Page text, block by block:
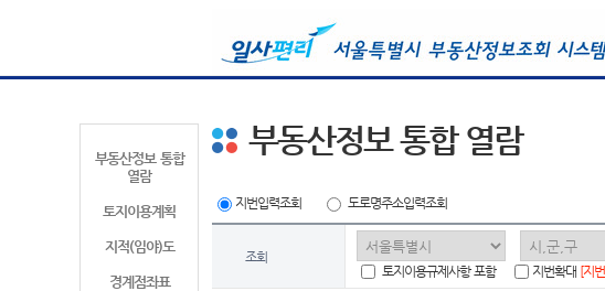
부동산정보 통합
열람
토지이용계획
지적(임야)도
경계점좌표
부동산정보 통합 열람
지번입력조회 도로명주소입력조회
조회
토지이용규제사항 포함
지번확대 [지